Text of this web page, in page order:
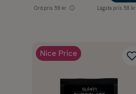
Ord.pris 59 kr Lägsta pris 58 kr
Nice Price